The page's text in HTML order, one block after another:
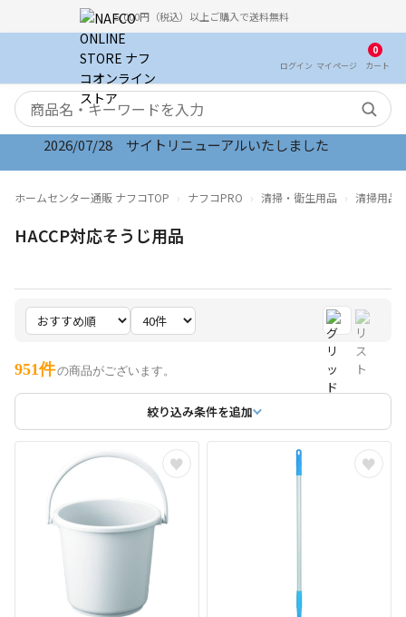
5,000円（税込）以上ご購入で送料無料
ログイン マイ ページ
0
カート
検索キーワード
2026/08/06 オンラインストア お盆期間のご注文・配送
2026/07/28 サイトリニューアルいたしました
ホームセンター通販 ナフコTOP ナフコPRO 清掃・衛生用品 清掃用品
HACCP対応そうじ用品
951件の商品がございます。
絞り込み条件を追加